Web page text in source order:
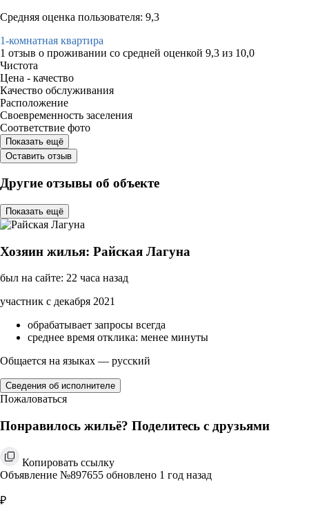
Средняя оценка пользователя: 9,3
1-комнатная квартира
1 отзыв о проживании со средней оценкой 9,3 из 10,0
Чистота
Цена - качество
Качество обслуживания
Расположение
Своевременность заселения
Соответствие фото
Показать ещё
Оставить отзыв
Другие отзывы об объекте
Показать ещё
Хозяин жилья: Райская Лагуна
был на сайте: 22 часа назад
участник с декабря 2021
обрабатывает запросы всегда
среднее время отклика: менее минуты
Общается на языках — русский
Сведения об исполнителе
Пожаловаться
Понравилось жильё? Поделитесь с друзьями
Копировать ссылку
Объявление №897655 обновлено 1 год назад
₽